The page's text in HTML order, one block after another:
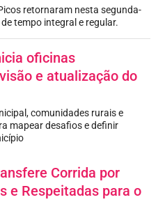
retornaram nesta segunda-
tempo integral e regular.
oficinas
e atualização do
comunidades rurais e
mapear desafios e definir
Corrida por
e Respeitadas para o